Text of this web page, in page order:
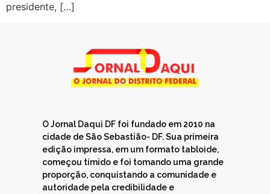
presidente, […]
O Jornal Daqui DF foi fundado em 2010 na
cidade de São Sebastião- DF. Sua primeira
edição impressa, em um formato tabloide,
começou tímido e foi tomando uma grande
proporção, conquistando a comunidade e
autoridade pela credibilidade e